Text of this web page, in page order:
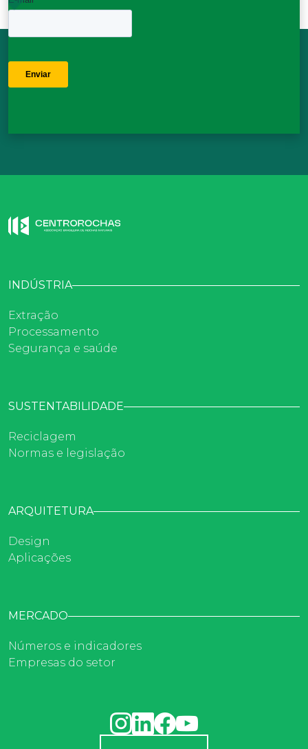
INDÚSTRIA
Extração
Processamento
Segurança e saúde
SUSTENTABILIDADE
Reciclagem
Normas e legislação
ARQUITETURA
Design
Aplicações
MERCADO
Números e indicadores
Empresas do setor